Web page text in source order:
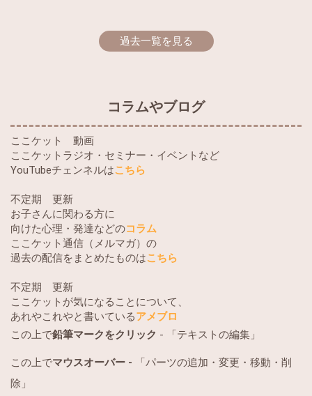
過去一覧を見る
コラムやブログ
ここケット 動画
ここケットラジオ・セミナー・イベントなど
YouTubeチェンネルはこちら
不定期 更新
お子さんに関わる方に
向けた心理・発達などのコラム
ここケット通信（メルマガ）の
過去の配信をまとめたものはこちら
不定期 更新
ここケットが気になることについて、
あれやこれやと書いているアメブロ
この上で鉛筆マークをクリック - 「テキストの編集」
この上でマウスオーバー -
「パーツの追加・変更・移動・削
除」